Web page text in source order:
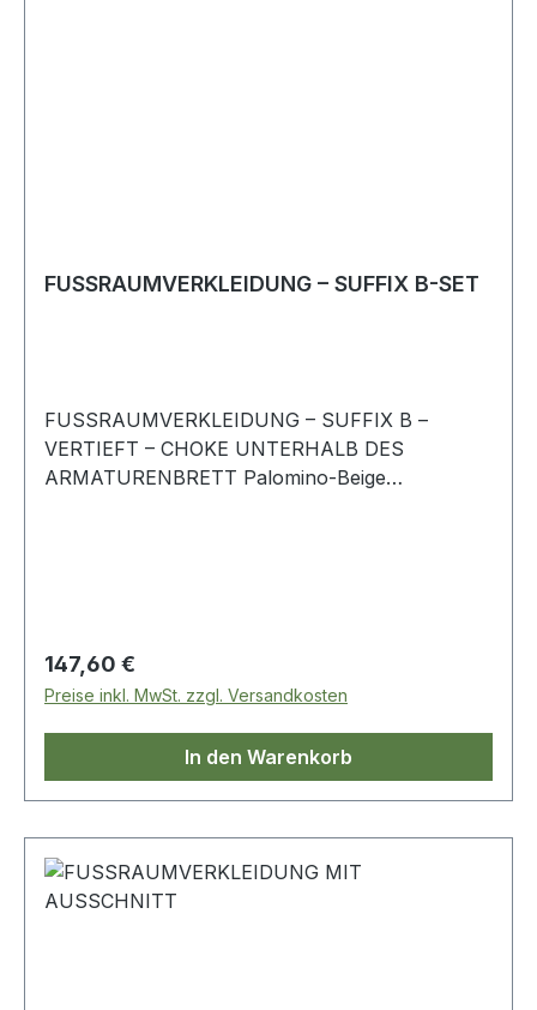
FUSSRAUMVERKLEIDUNG – SUFFIX B-SET
FUSSRAUMVERKLEIDUNG – SUFFIX B –
VERTIEFT – CHOKE UNTERHALB DES
ARMATURENBRETT Palomino-Beige
Regulärer Preis:
147,60 €
Preise inkl. MwSt. zzgl. Versandkosten
In den Warenkorb